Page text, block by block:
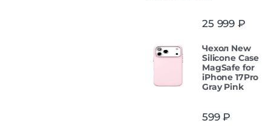
25 999 ₽
Чехол New
Silicone Case
MagSafe for
iPhone 17Pro
Gray Pink
599₽